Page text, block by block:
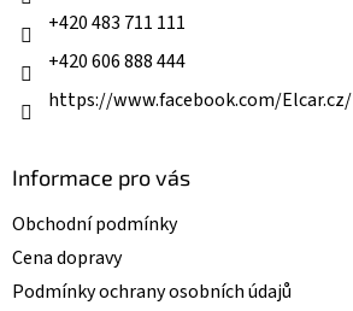
+420 483 711 111
+420 606 888 444
https://www.facebook.com/Elcar.cz/
Informace pro vás
Obchodní podmínky
Cena dopravy
Podmínky ochrany osobních údajů